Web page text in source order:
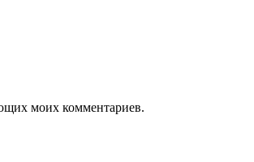
моих комментариев.